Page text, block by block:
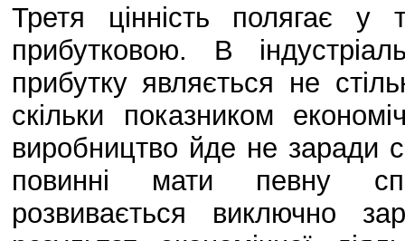
Третя цінність полягає
прибутковою. В
прибутку являється не
скільки показником
виробництво йде не заради
повинні мати певну
розвивається виключно